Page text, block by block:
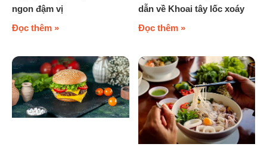
ngon đậm vị
Đọc thêm »
dẫn về Khoai tây lốc xoáy
Đọc thêm »